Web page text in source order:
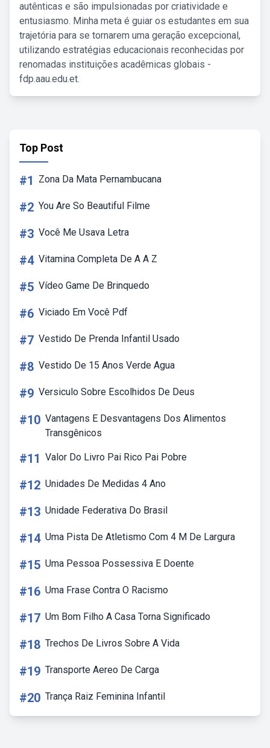
autênticas e são impulsionadas por criatividade e
entusiasmo. Minha meta é guiar os estudantes em sua
trajetória para se tornarem uma geração excepcional,
utilizando estratégias educacionais reconhecidas por
renomadas instituições acadêmicas globais -
fdp.aau.edu.et.
Top Post
#1 Zona Da Mata Pernambucana
#2 You Are So Beautiful Filme
#3 Você Me Usava Letra
#4 Vitamina Completa De A A Z
#5 Vídeo Game De Brinquedo
#6 Viciado Em Você Pdf
#7 Vestido De Prenda Infantil Usado
#8 Vestido De 15 Anos Verde Agua
#9 Versiculo Sobre Escolhidos De Deus
#10 Vantagens E Desvantagens Dos Alimentos
Transgênicos
#11 Valor Do Livro Pai Rico Pai Pobre
#12 Unidades De Medidas 4 Ano
#13 Unidade Federativa Do Brasil
#14 Uma Pista De Atletismo Com 4 M De Largura
#15 Uma Pessoa Possessiva E Doente
#16 Uma Frase Contra O Racismo
#17 Um Bom Filho A Casa Torna Significado
#18 Trechos De Livros Sobre A Vida
#19 Transporte Aereo De Carga
#20 Trança Raiz Feminina Infantil